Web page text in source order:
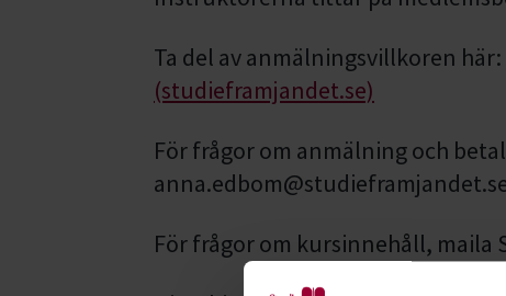
Ta del av anmälningsvillkoren här:
(studieframjandet.se)
För frågor om anmälning och
För frågor om kursinnehåll, maila